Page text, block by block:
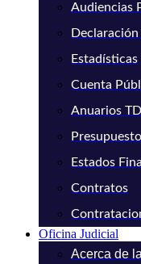
Audiencias
Estadísticas
Cuenta
Anuarios
Presupuesto
Estados
Contratos
Oficina Judicial
Acerca de